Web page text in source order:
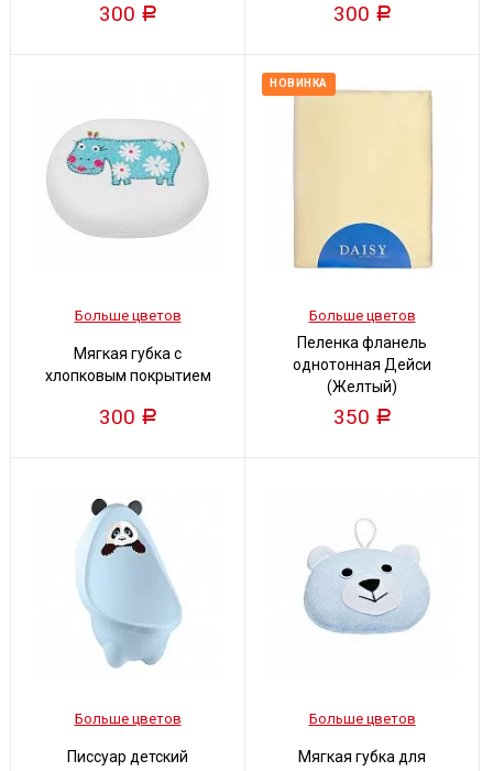
300 Р 300 Р
Больше цветов
Мягкая губка с
хлопковым покрытием
300 Р
НОВИНКА
Больше цветов
Пеленка фланель
однотонная Дейси
(Желтый)
350 Р
Больше цветов
Писсуар детский
Больше цветов
Мягкая губка для